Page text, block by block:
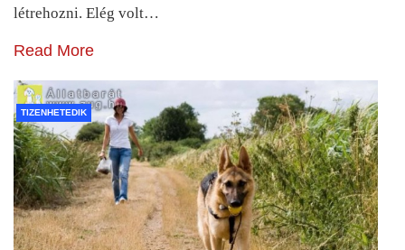
létrehozni. Elég volt…
Read More
TIZENHETEDIK